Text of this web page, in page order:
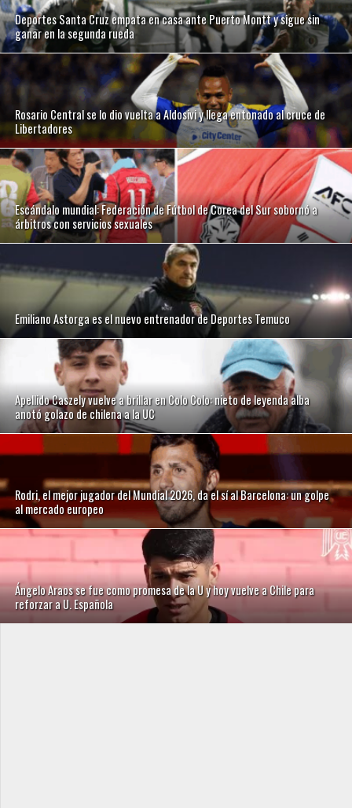
Deportes Santa Cruz empata en casa ante Puerto Montt y sigue sin
ganar en la segunda rueda
Rosario Central se lo dio vuelta a Aldosivi y llega entonado al cruce de
Libertadores
Escándalo mundial: Federación de Fútbol de Corea del Sur sobornó a
árbitros con servicios sexuales
Emiliano Astorga es el nuevo entrenador de Deportes Temuco
Apellido Caszely vuelve a brillar en Colo Colo: nieto de leyenda alba
anotó golazo de chilena a la UC
Rodri, el mejor jugador del Mundial 2026, da el sí al Barcelona: un golpe
al mercado europeo
Ángelo Araos se fue como promesa de la U y hoy vuelve a Chile para
reforzar a U. Española